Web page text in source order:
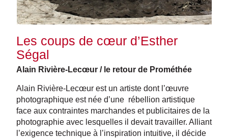
Les coups de cœur d’Esther
Ségal
Alain Rivière-Lecœur / le retour de Prométhée
Alain Rivière-Lecœur est un artiste dont l’œuvre
photographique est née d’une rébellion artistique
face aux contraintes marchandes et publicitaires de la
photographie avec lesquelles il devait travailler. Alliant
l’exigence technique à l’inspiration intuitive, il décide